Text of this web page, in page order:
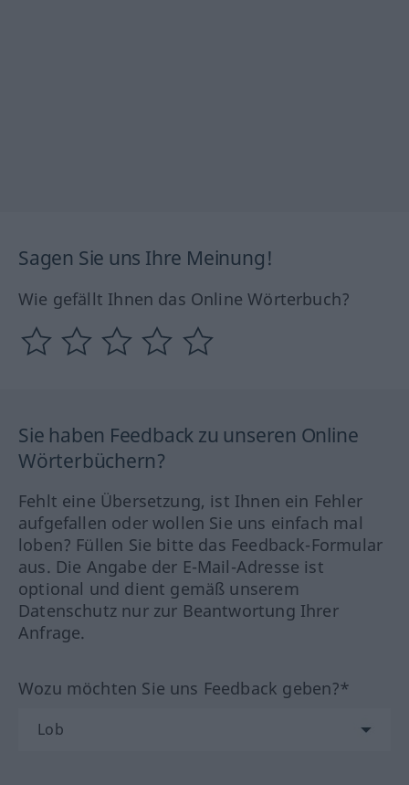
Sagen Sie uns Ihre Meinung!
Wie gefällt Ihnen das Online Wörterbuch?
Sie haben Feedback zu unseren Online
Wörterbüchern?
Fehlt eine Übersetzung, ist Ihnen ein Fehler
aufgefallen oder wollen Sie uns einfach mal
loben? Füllen Sie bitte das Feedback-Formular
aus. Die Angabe der E-Mail-Adresse ist
optional und dient gemäß unserem
Datenschutz nur zur Beantwortung Ihrer
Anfrage.
Wozu möchten Sie uns Feedback geben?*